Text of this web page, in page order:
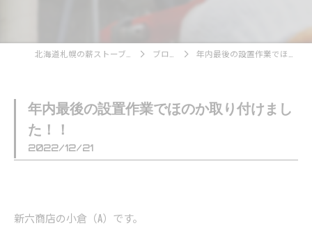
ブログ一覧 年内最後の設置作業でほのか取り付けました！！
年内最後の設置作業でほのか取り付けまし
た！！
2022/12/21
新六商店の小倉（A）です。